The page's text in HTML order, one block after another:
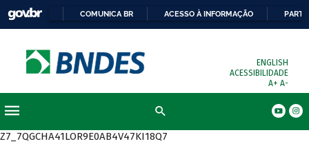
COMUNICA BR ACESSO À INFORMAÇÃO
ENGLISH
ACESSIBILIDADE
A+ A-
Z7_7QGCHA41LOR9E0AB4V47KI18Q7